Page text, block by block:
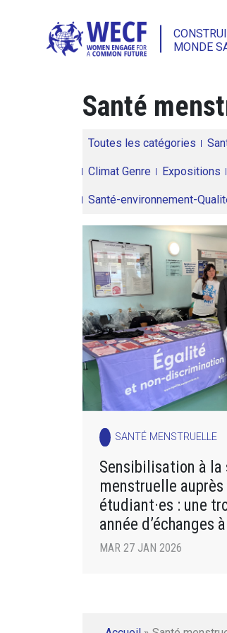
MONDE
Santé
Toutes les catégories
Climat Genre Expositions
Santé-environnement-
SANTÉ MENSTRUELLE
Sensibilisation à la
menstruelle auprès
étudiant·es : une
année d’échanges
d’Avray
MAR 27 JAN 2026